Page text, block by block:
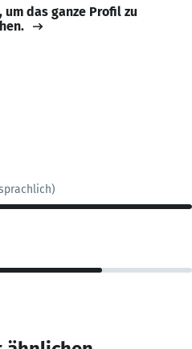
um das ganze Profil zu